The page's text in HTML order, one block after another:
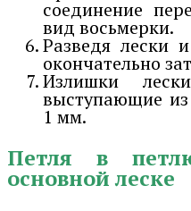
соединение
вид восьмерки.
Разведя лески
окончательно
Излишки
выступающие из
1 мм.
Петля в
основной леске